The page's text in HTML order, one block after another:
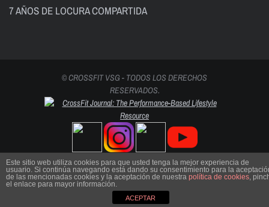
7 AÑOS DE LOCURA COMPARTIDA
© CROSSFIT VSG - TODOS LOS DERECHOS
RESERVADOS.
Este sitio web utiliza cookies para que usted tenga la mejor experiencia de
usuario. Si continúa navegando está dando su consentimiento para la
de las mencionadas cookies y la aceptación de nuestra política de cookies,
el enlace para mayor información.
ACEPTAR